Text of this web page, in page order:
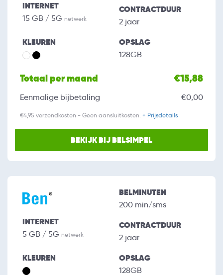
INTERNET
15 GB / 5G netwerk
CONTRACTDUUR
2 jaar
KLEUREN OPSLAG
128GB
Totaal per maand €15,88
Eenmalige bijbetaling €0,00
€4,95 verzendkosten - Geen aansluitkosten. + Prijsdetails
BEKIJK BIJ BELSIMPEL
INTERNET
5 GB / 5G netwerk
BELMINUTEN
200 min/sms
CONTRACTDUUR
2 jaar
KLEUREN OPSLAG
128GB